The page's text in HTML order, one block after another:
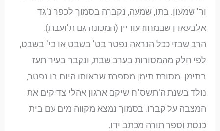
ור' שמעון. בתו, שמעה, נקברה בסמוך לכפר נ'גד
אלבעאדן שבמחוז עודיין (המכונה גם ת'ועבת).
הרב שבזי ככל הנראה נפטר בט' בשבט או בי' בשבט,
לפי חלק מהמסורות בערב שבת, ונקבר בעיר תעז
בתימן. מסורת תימן מספרת שבאותו היום בו נפטר,
נולד בשנת ה'תשס"ח שיקם ארגון אהלי צדיקים את
המצבה על קברו. בסמוך נמצא מקווה מים עם בית
כנסת וספר תורה מכתב ידו.